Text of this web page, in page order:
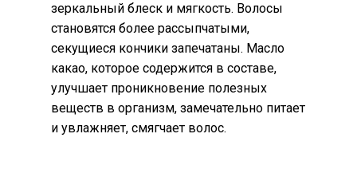
зеркальный блеск и мягкость. Волосы
становятся более рассыпчатыми,
секущиеся кончики запечатаны. Масло
какао, которое содержится в составе,
улучшает проникновение полезных
веществ в организм, замечательно питает
и увлажняет, смягчает волос.